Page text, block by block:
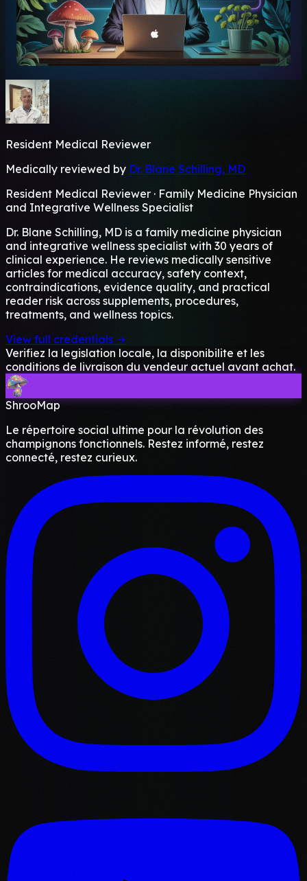
Resident Medical Reviewer
Medically reviewed by Dr. Blane Schilling, MD
Resident Medical Reviewer · Family Medicine Physician
and Integrative Wellness Specialist
Dr. Blane Schilling, MD is a family medicine physician
and integrative wellness specialist with 30 years of
clinical experience. He reviews medically sensitive
articles for medical accuracy, safety context,
contraindications, evidence quality, and practical
reader risk across supplements, procedures,
treatments, and wellness topics.
View full credentials →
Verifiez la legislation locale, la disponibilite et les
conditions de livraison du vendeur actuel avant achat.
ShrooMap
Le répertoire social ultime pour la révolution des
champignons fonctionnels. Restez informé, restez
connecté, restez curieux.